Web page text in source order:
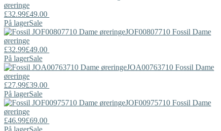
øreringe
£32.99£49.00
På lagerSale
JOF00807710 Fossil Dame
øreringe
£32.99£49.00
På lagerSale
JOA00763710 Fossil Dame
øreringe
£27.99£39.00
På lagerSale
JOF00975710 Fossil Dame
øreringe
£46.99£69.00
På lagerSale